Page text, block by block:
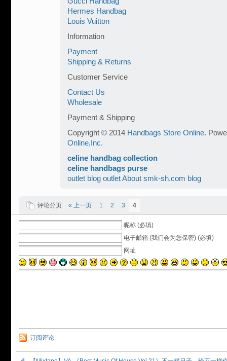
Hermes Handbag
Louis Vuitton
Information
Payment
Shipping & Returns
Customer Service
Contact Us
Wholesale
Payment & Shipping
Copyright © 2014 Handbags Store Online.
Online,Inc.
celine handbag collection
celine handbags purse
outlet blog outletAbout smk-sh.com blog
评论分页 « 上一页 1 2 3 4
昵称 (必填)
电子邮箱 (我们会为您保密) (必填)
网址
订阅评论